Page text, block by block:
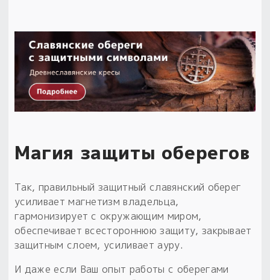
Магия защиты оберегов
Так, правильный защитный славянский оберег
усиливает магнетизм владельца,
гармонизирует с окружающим миром,
обеспечивает всестороннюю защиту, закрывает
защитным слоем, усиливает ауру.
И даже если Ваш опыт работы с оберегами